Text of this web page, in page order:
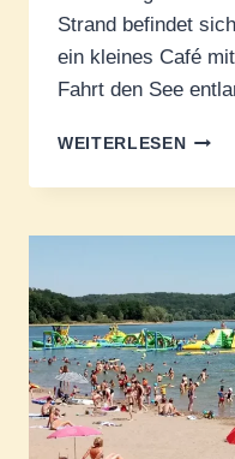
Strand befindet
ein kleines Café
Fahrt den See
WEITERLESENDER
SEE